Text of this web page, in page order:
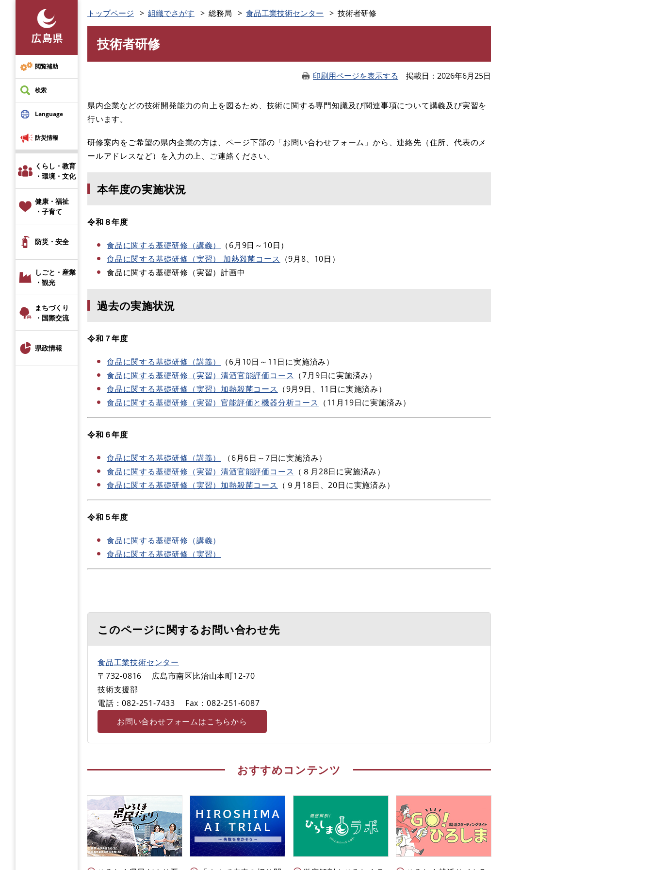
先
頭
で
す
閲覧補助
検索
Language
防災情報
くらし・教育
・環境・文化
健康・福祉
・子育て
防災・安全
しごと・産業
・観光
まちづくり
・国際交流
県政情報
トップページ 組織でさがす 総務局 食品工業技術センター 技術者研修
技術者研修
印刷用ページを表示する 掲載日 2026年6月25日
県内企業などの技術開発能力の向上を図るため、技術に関する専門知識及び関連事項について講義及び実習を
行います。
研修案内をご希望の県内企業の方は、ページ下部の「お問い合わせフォーム」から、連絡先（住所、代表のメ
ールアドレスなど）を入力の上、ご連絡ください。
本年度の実施状況
令和８年度
食品に関する基礎研修（講義）
（6月9日～10日） ​
食品に関する基礎研修（実習） 加熱殺菌コース （9月8、10日）
食品に関する基礎研修（実習）計画中
過去の実施状況
令和７年度
食品に関する基礎研修（講義）
（6月10日～11日に実施済み） ​
食品に関する基礎研修（実習）清酒官能評価コース​ （7月9日に実施済み）
食品に関する基礎研修（実習）加熱殺菌コース （9月9日、11日に実施済み）
食品に関する基礎研修（実習）官能評価と機器分析コース （11月19日に実施済み）
令和６年度
食品に関する基礎研修（講義）
​（6月6日～7日に実施済み）
食品に関する基礎研修（実習）清酒官能評価コース （８月28日に実施済み）​
食品に関する基礎研修（実習）加熱殺菌コース （９月18日、20日に実施済み）
令和５年度
食品に関する基礎研修（講義）
食品に関する基礎研修（実習）
このページに関するお問い合わせ先
食品工業技術センター
〒732-0816
広島市南区比治山本町12-70
技術支援部
電話：082-251-7433
Fax：082-251-6087
お問い合わせフォームはこちらから
おすすめコンテンツ